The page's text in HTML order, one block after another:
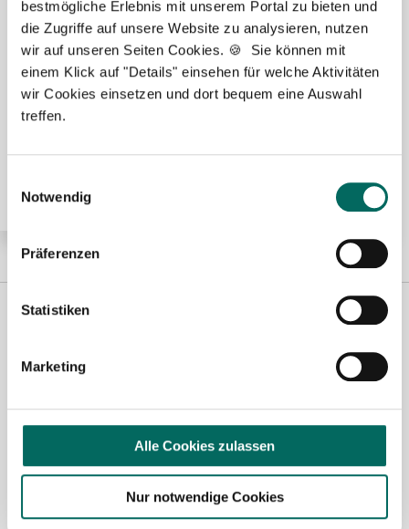
bestmögliche Erlebnis mit unserem Portal zu bieten und
die Zugriffe auf unsere Website zu analysieren, nutzen
wir auf unseren Seiten Cookies. 🍪 Sie können mit
einem Klick auf "Details" einsehen für welche Aktivitäten
wir Cookies einsetzen und dort bequem eine Auswahl
treffen.
Notwendig
Präferenzen
Statistiken
Marketing
Alle Cookies zulassen
Nur notwendige Cookies
Pharmazeutisch-technischer Assistent (PTA) (m/w/d)
Robert Braun
Ansprechpartner